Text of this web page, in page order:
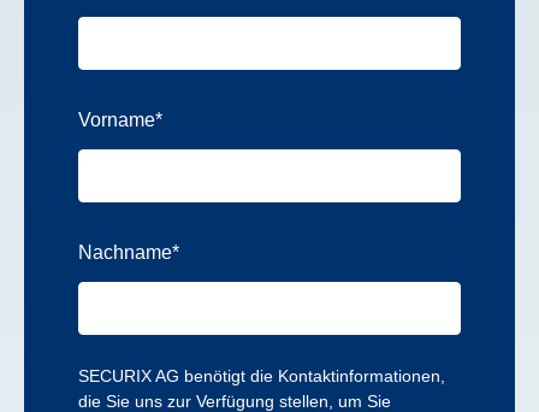
Vorname*
Nachname*
SECURIX AG benötigt die Kontaktinformationen,
die Sie uns zur Verfügung stellen, um Sie